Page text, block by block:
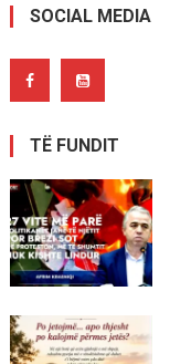
SOCIAL MEDIA
TË FUNDIT